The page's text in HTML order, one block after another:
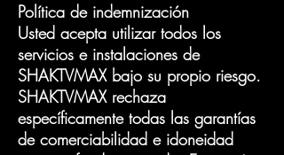
Política de indemnización
Usted acepta utilizar todos los
servicios e instalaciones de
SHAKTVMAX bajo su propio riesgo.
SHAKTVMAX rechaza
específicamente todas las garantías
de comerciabilidad e idoneidad